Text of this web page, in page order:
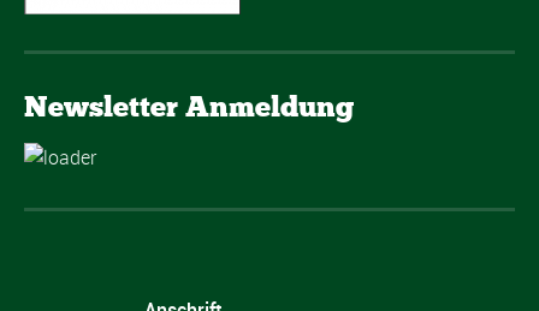
Newsletter Anmeldung